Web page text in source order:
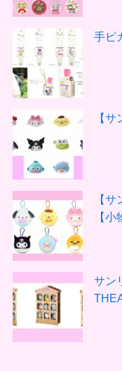
手ピ
【
【
【小
サン